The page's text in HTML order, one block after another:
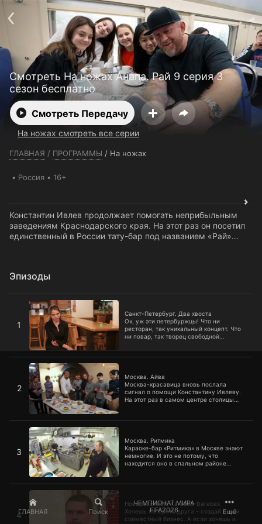
ГЛАВНАЯ Поиск
ЧЕМПИОНАТ МИРА
FIFA2026
Ещё
Смотреть На ножах Анапа. Рай 9 серия 3
сезон бесплатно
Смотреть Передачу
На ножах смотреть все серии
ГЛАВНАЯ / ПРОГРАММЫ / На ножах
Россия 16+
Константин Ивлев продолжает помогать неприбыльным
заведениям Краснодарского края. На этот раз он посетил
единственный в России тату-бар под названием «Рай»…
Эпизоды
1
Санкт-Петербург. Два хвоста
Ох, уж эти петербуржцы! Что ни
ресторан, так уникальный концепт. Что
ни повар, так творец свободной
заведении под названием «Два
Санкт-Петербург. Два хвоста
2
Москва. Айва
Москва-красавица вновь послала
сигнал о помощи Константину Ивлеву.
На этот раз в самом центре столицы
отсутствии прибыли? Деспотичный
повара-«криворучки»?
Москва. Айва
3
Москва. Ритмика
Караоке-бар «Ритмика» в Москве знают
немногие. И это не потому, что
находится оно в спальном районе
о работе кафе. Дерзкий персонал и
Получится ли у юного поколения
принять мудрость терпеливого
Москва. Ритмика
4
Новороссийск. Karabas-Barabas
Хочешь потерять друга – создай с ним
совместный бизнес. А если хочешь и
Новороссийск. Karabas-Barabas
Телефон поддержки:+7 (727) 323 10 92
Пользовательское соглашение
Политика конфиденциальности
Открыть приложение
Ввести промокод